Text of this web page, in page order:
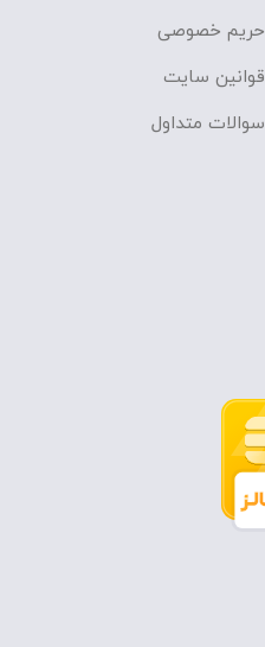
حریم خصوصی
قوانین سایت
سوالات متداول